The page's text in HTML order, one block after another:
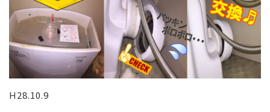
H28.10.9